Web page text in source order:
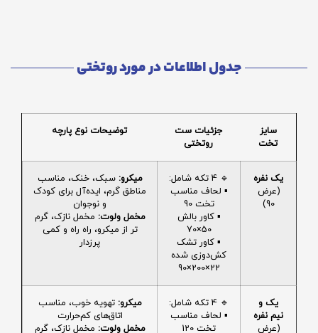
جدول اطلاعات در مورد روتختی
سایز
تخت
جزئیات ست
روتختی
توضیحات نوع پارچه
یک نفره
(عرض
90)
🔹 4 تکه شامل:
▪️ لحاف مناسب
تخت 90
▪️ کاور بالش
50×70
▪️ کاور تشک
کش‌دوزی شده
22×200×90
میکرو: سبک، خنک، مناسب
مناطق گرم، ایده‌آل برای کودک
و نوجوان
مخمل ولوت: مخمل نازک، گرم
تر از میکرو، راه راه و کمی
پرزدار
یک و
نیم نفره
(عرض
🔹 4 تکه شامل:
▪️ لحاف مناسب
تخت 120
میکرو: تهویه خوب، مناسب
اتاق‌های کم‌حرارت
مخمل ولوت: مخمل نازک، گرم